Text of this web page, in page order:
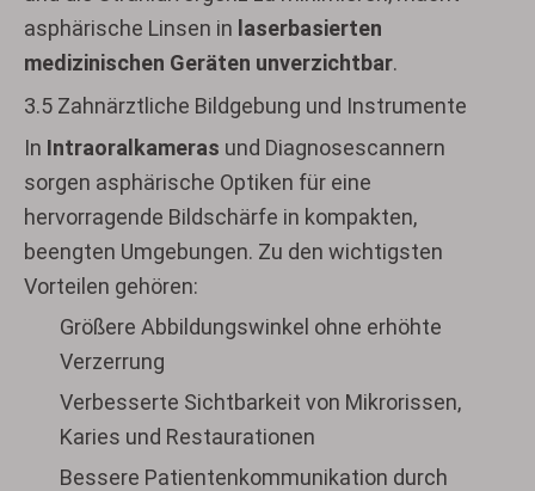
asphärische Linsen in laserbasierten
medizinischen Geräten unverzichtbar.
3.5 Zahnärztliche Bildgebung und Instrumente
In Intraoralkameras und Diagnosescannern
sorgen asphärische Optiken für eine
hervorragende Bildschärfe in kompakten,
beengten Umgebungen. Zu den wichtigsten
Vorteilen gehören:
Größere Abbildungswinkel ohne erhöhte
Verzerrung
Verbesserte Sichtbarkeit von Mikrorissen,
Karies und Restaurationen
Bessere Patientenkommunikation durch